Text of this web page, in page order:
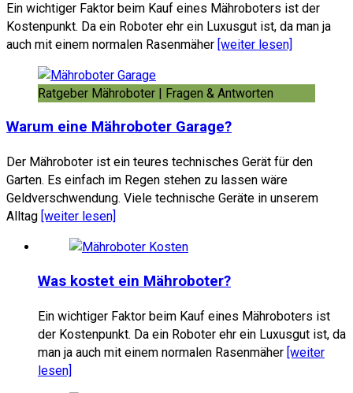
Ein wichtiger Faktor beim Kauf eines Mähroboters ist der
Kostenpunkt. Da ein Roboter ehr ein Luxusgut ist, da man ja
auch mit einem normalen Rasenmäher [weiter lesen]
Ratgeber Mähroboter | Fragen & Antworten
Warum eine Mähroboter Garage?
Der Mähroboter ist ein teures technisches Gerät für den
Garten. Es einfach im Regen stehen zu lassen wäre
Geldverschwendung. Viele technische Geräte in unserem
Alltag [weiter lesen]
Was kostet ein Mähroboter?
Ein wichtiger Faktor beim Kauf eines Mähroboters ist
der Kostenpunkt. Da ein Roboter ehr ein Luxusgut ist, da
man ja auch mit einem normalen Rasenmäher [weiter
lesen]